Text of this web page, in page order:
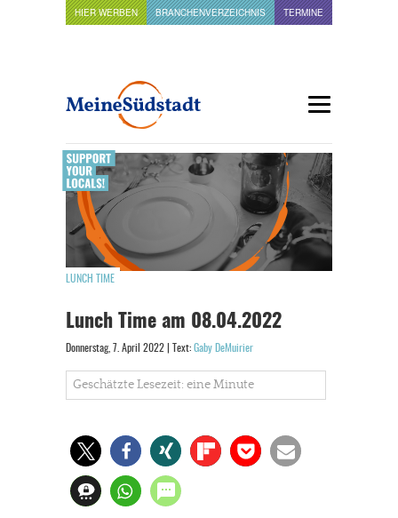
HIER WERBEN BRANCHENVERZEICHNIS TERMINE
LUNCH TIME
Lunch Time am 08.04.2022
Donnerstag, 7. April 2022 | Text: Gaby DeMuirier
Geschätzte Lesezeit: eine Minute